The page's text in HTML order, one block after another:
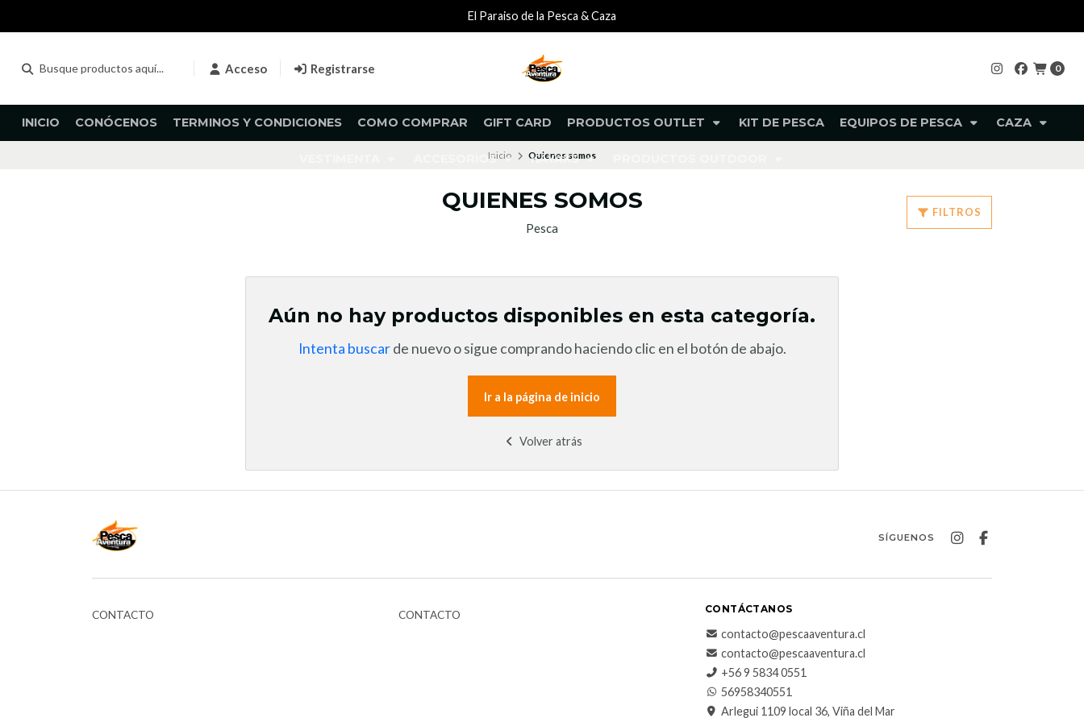
Acceso Registrarse 0
INICIO CONÓCENOS TERMINOS Y CONDICIONES COMO COMPRAR GIFT CARD PRODUCTOS OUTLET KIT DE PESCA EQUIPOS DE PESCA CAZA
ACCESORIOS KAYAKS
El Paraiso de la Pesca & Caza
Inicio Quienes somos
QUIENES SOMOS
Pesca
FILTROS
Aún no hay productos disponibles en esta categoría.
Intenta buscarde nuevo o sigue comprando haciendo clic en el botón de abajo.
Ir a la página de inicio
Volver atrás
SÍGUENOS
CONTACTO CONTACTO CONTÁCTANOS
contacto@pescaaventura.cl
contacto@pescaaventura.cl
+56 9 5834 0551
56958340551
Arlegui 1109 local 36, Viña del Mar